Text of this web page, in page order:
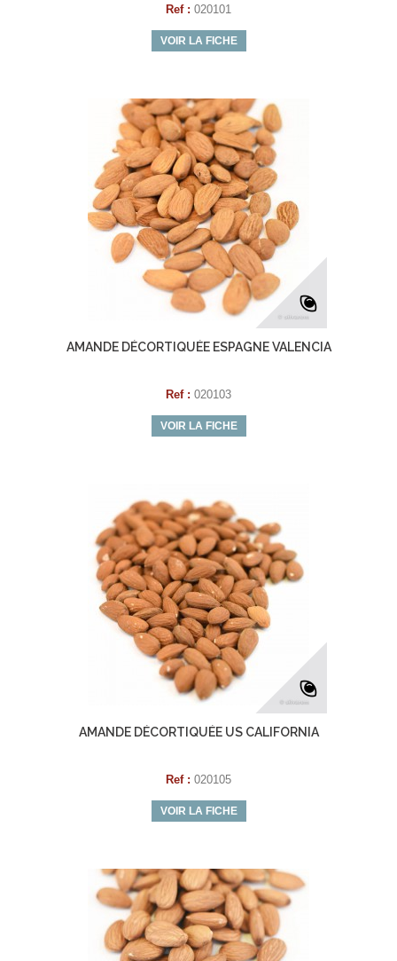
Ref : 020101
VOIR LA FICHE
AMANDE DÉCORTIQUÉE ESPAGNE VALENCIA
Ref : 020103
VOIR LA FICHE
AMANDE DÉCORTIQUÉE US CALIFORNIA
Ref : 020105
VOIR LA FICHE